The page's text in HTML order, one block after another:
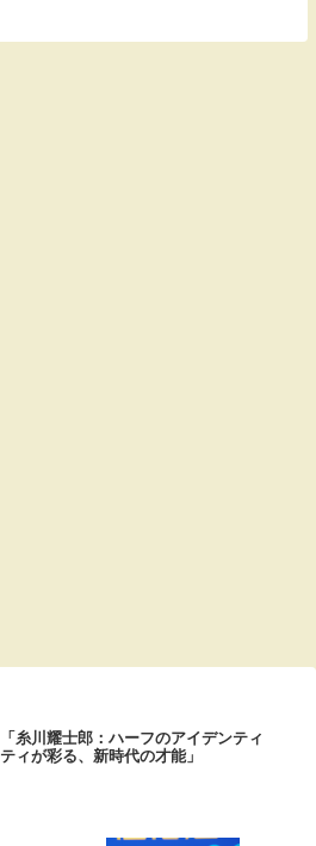
「糸川耀士郎：ハーフのアイデンティ
ティが彩る、新時代の才能」